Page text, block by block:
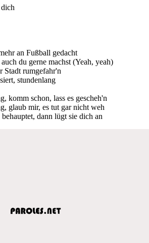
an Fußball gedacht
du gerne machst (Yeah, yeah)
Stadt rumgefahr'n
stundenlang
komm schon, lass es gescheh'n
glaub mir, es tut gar nicht weh
dann lügt sie dich an